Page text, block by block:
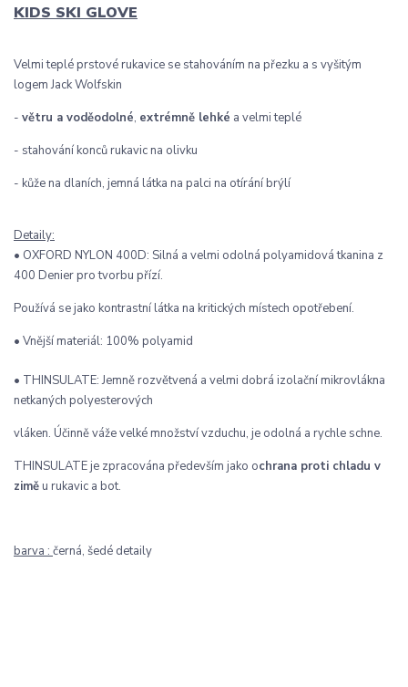
KIDS SKI GLOVE
Velmi teplé prstové rukavice se stahováním na přezku a s vyšitým
logem Jack Wolfskin
- větru a voděodolné, extrémně lehké a velmi teplé
- stahování konců rukavic na olivku
- kůže na dlaních, jemná látka na palci na otírání brýlí
Detaily:
• OXFORD NYLON 400D: Silná a velmi odolná polyamidová tkanina z
400 Denier pro tvorbu přízí.
Používá se jako kontrastní látka na kritických místech opotřebení.
• Vnější materiál: 100% polyamid
• THINSULATE: Jemně rozvětvená a velmi dobrá izolační mikrovlákna
netkaných polyesterových
vláken. Účinně váže velké množství vzduchu, je odolná a rychle schne.
THINSULATE je zpracována především jako ochrana proti chladu v
zimě u rukavic a bot.
barva : černá, šedé detaily